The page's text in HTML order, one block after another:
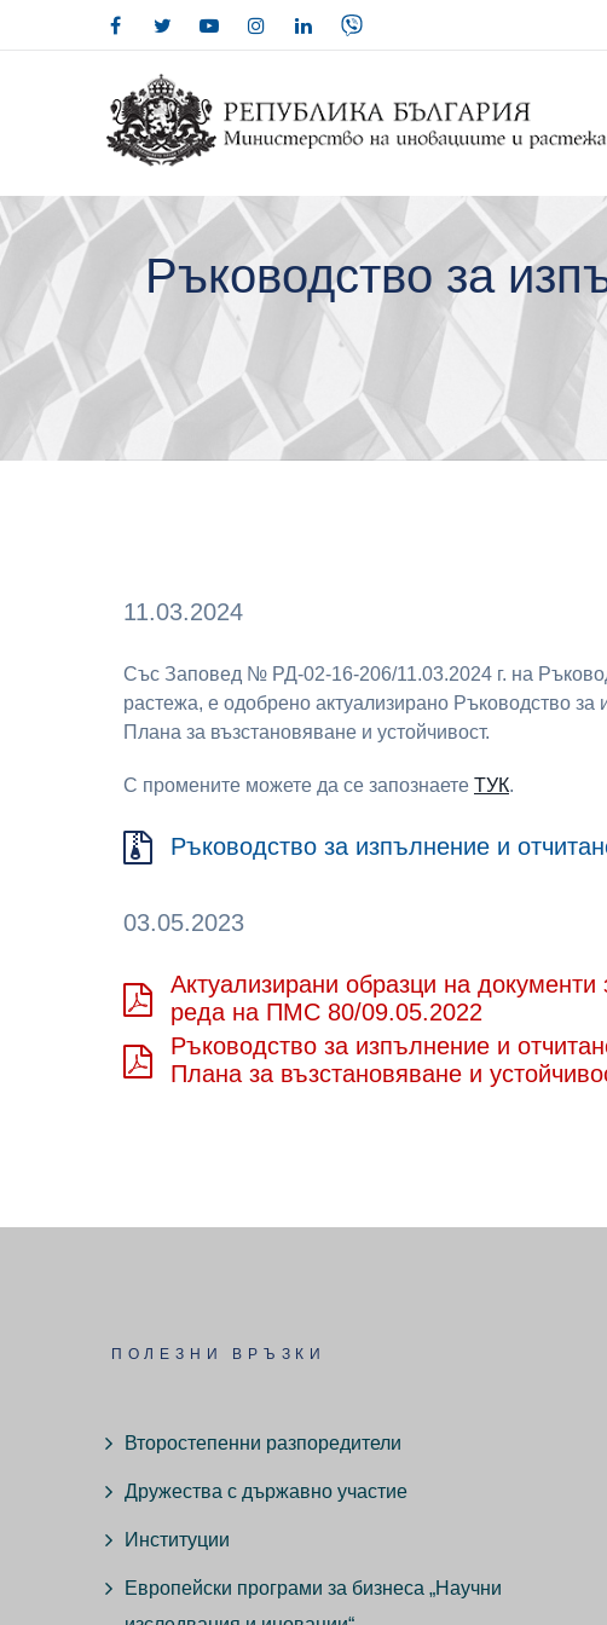
Ръководство за
11.03.2024
Със Заповед № РД-02-16-206/11.03.2024 г. на
растежа, е одобрено актуализирано Ръководство
Плана за възстановяване и устойчивост.
С промените можете да се запознаете ТУК.
Ръководство за изпълнение и
03.05.2023
Актуализирани образци на
реда на ПМС 80/09.05.2022
Ръководство за изпълнение и
Плана за възстановяване и
ПОЛЕЗНИ ВРЪЗКИ
Второстепенни разпоредители
Дружества с държавно участие
Институции
Европейски програми за бизнеса „Научни